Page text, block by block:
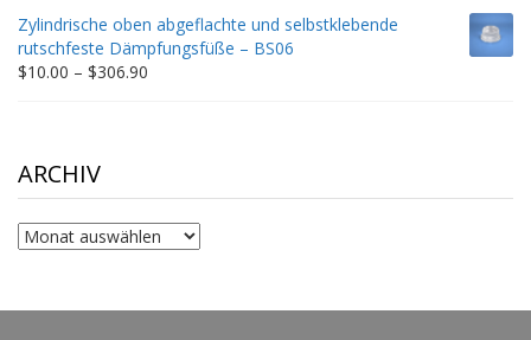
$9.00
through
$198.80
Zylindrische oben abgeflachte und selbstklebende
rutschfeste Dämpfungsfüße – BS06
$10.00 – $306.90
ARCHIV
Archiv